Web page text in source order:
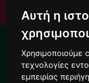
Αυτή η
Χρησιμοποιούμε
τεχνολογίες
εμπειρίας
Μενού
Για το
Για κάθε σας